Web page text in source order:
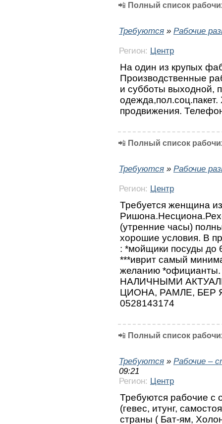
📲 Полный список
Требуются » Рабочие
Регион: Центр
На один из крупых
Производственные
и субботы выходной,
продвижения.
📲 Полный список
Требуются » Рабочие
Регион: Центр
Требуется женщина
(утренние часы)
хорошие условия. В
: *мойщики посуды до
***иврит самый
желанию
НАЛИЧНЫМИ
ЦИОНА, РАМЛЕ, БЕР
0528143174
📲 Полный список
Требуются » Рабочие –
09:21
Регион: Центр
Требуются рабочие с
(гевес, итунг,
страны ( Бат-ям,